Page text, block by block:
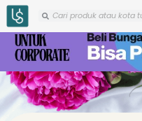
Skip
to
content
Search
Search